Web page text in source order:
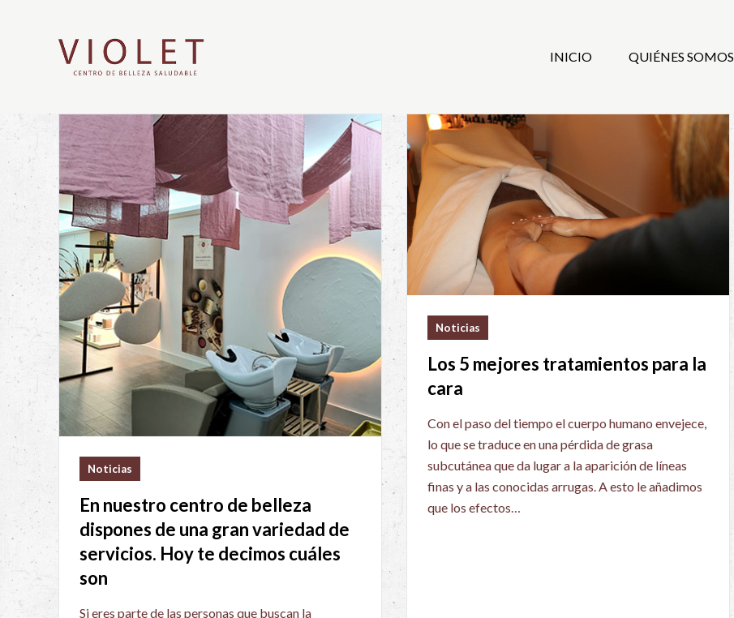
INICIO QUIÉNES SOMOS
Noticias
En nuestro centro de belleza
dispones de una gran variedad de
servicios. Hoy te decimos cuáles
son
Si eres parte de las personas que buscan la
Noticias
Los 5 mejores tratamientos para la
cara
Con el paso del tiempo el cuerpo humano envejece,
lo que se traduce en una pérdida de grasa
subcutánea que da lugar a la aparición de líneas
finas y a las conocidas arrugas. A esto le añadimos
que los efectos…